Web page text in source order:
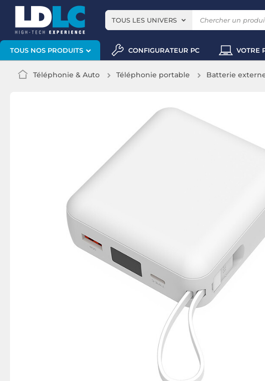
TOUS LES UNIVERS
TOUS NOS PRODUITS CONFIGURATEUR PC VOTRE
Téléphonie & Auto Téléphonie portable Batterie